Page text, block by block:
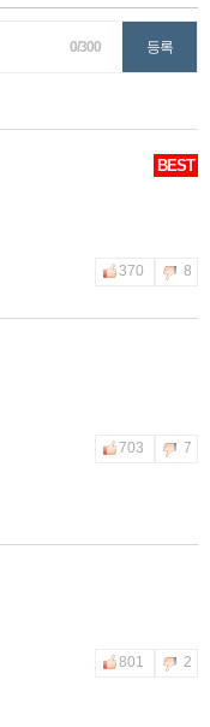
0/300 등록
BEST
370 8
703 7
801 2